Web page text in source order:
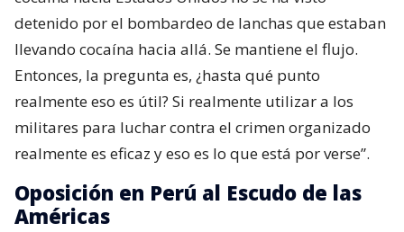
detenido por el bombardeo de lanchas que estaban
llevando cocaína hacia allá. Se mantiene el flujo.
Entonces, la pregunta es, ¿hasta qué punto
realmente eso es útil? Si realmente utilizar a los
militares para luchar contra el crimen organizado
realmente es eficaz y eso es lo que está por verse”.
Oposición en Perú al Escudo de las
Américas